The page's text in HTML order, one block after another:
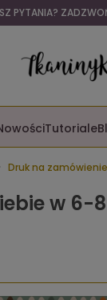
W RAJU DLA
Tutoriale
Druk na
w 6-